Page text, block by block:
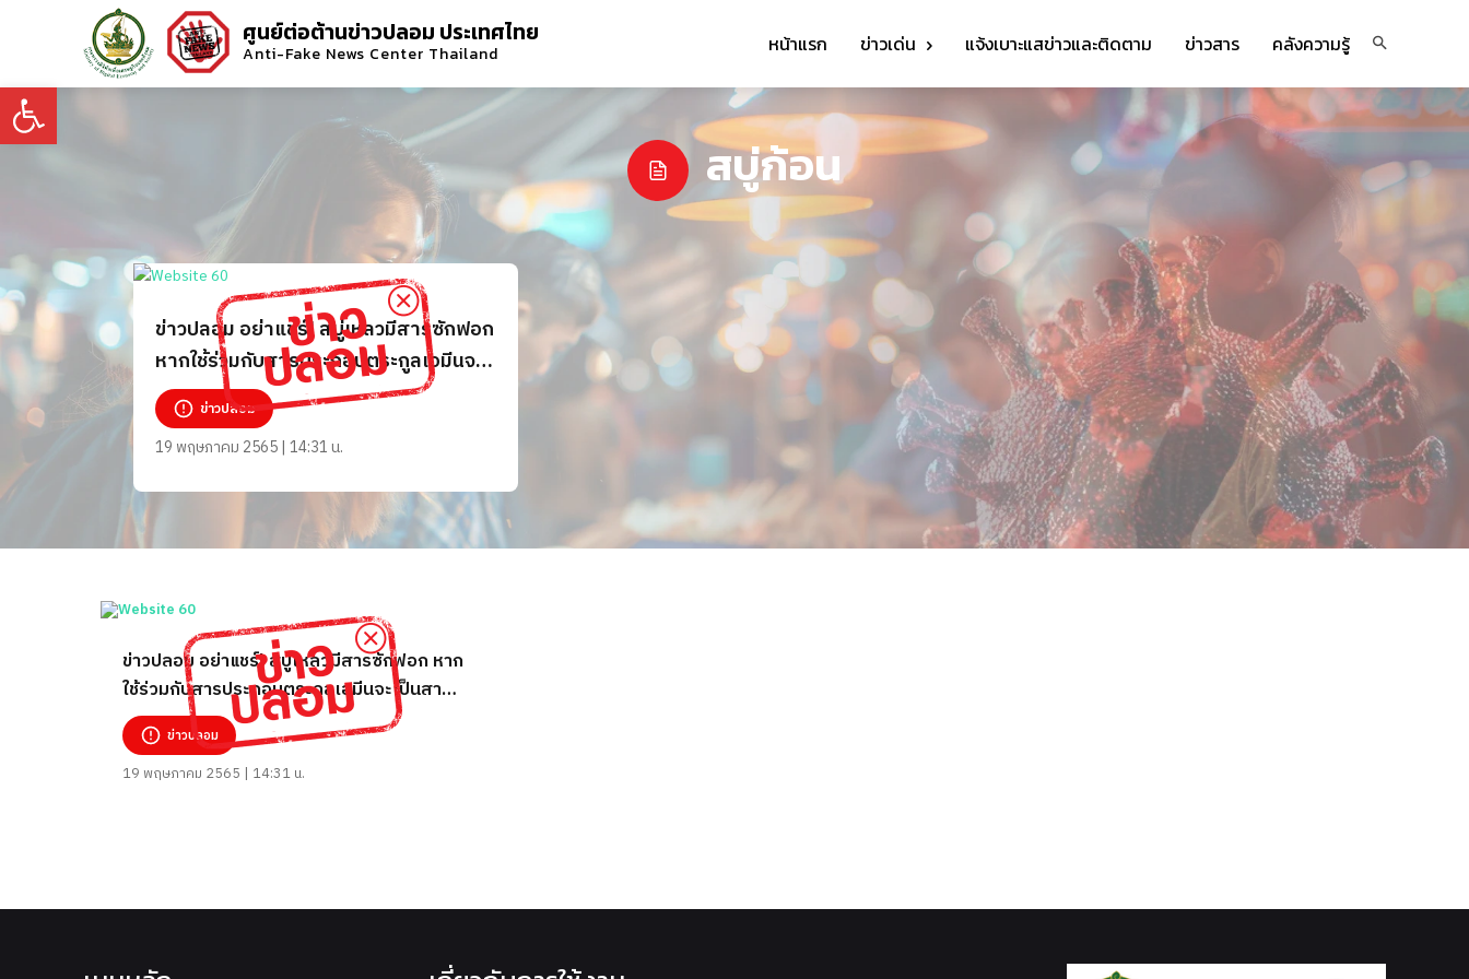
Open toolbar
ศูนย์ต่อต้านข่าวปลอม ประเทศไทย
Anti-Fake News Center Thailand หน้าแรก ข่าวเด่น แจ้งเบาะแสข่าวและติดตาม ข่าวสาร คลังความรู้
สบู่ก้อน
ข่าวปลอม อย่าแชร์! สบู่เหลวมีสารซักฟอก
หากใช้ร่วมกับสารประกอบตระกูลเอมีนจะ
เป็นสารก่อมะเร็ง
ข่าวปลอม
19 พฤษภาคม 2565 | 14:31 น.
ข่าวปลอม อย่าแชร์! สบู่เหลวมีสารซักฟอก หาก
ใช้ร่วมกับสารประกอบตระกูลเอมีนจะเป็นสาร
ก่อมะเร็ง
ข่าวปลอม
19 พฤษภาคม 2565 | 14:31 น.